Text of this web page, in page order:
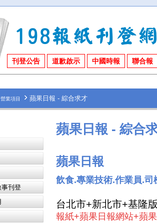
刊登公告 道歉啟示 中國時報 聯合報
營業項目 蘋果日報 - 綜合求才
事刊登
蘋果日報 - 綜合
蘋果日報
飲食.專業技術.作業員.
台北市+新北市+基隆
報紙+蘋果日報網站+蘋